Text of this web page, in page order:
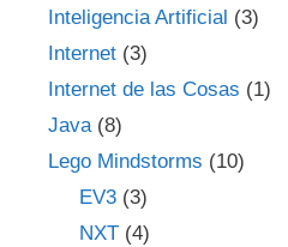
Inteligencia Artificial (3)
Internet (3)
Internet de las Cosas (1)
Java(8)
Lego Mindstorms (10)
EV3(3)
NXT(4)